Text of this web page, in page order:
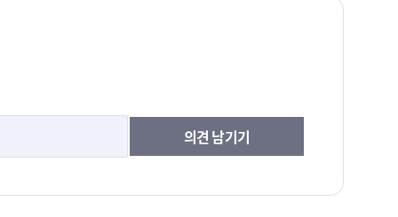
의견 남기기